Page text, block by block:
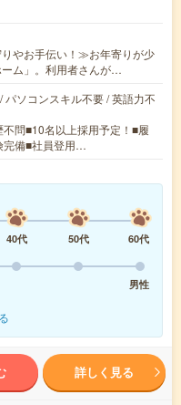
やお手伝い！≫お年寄りが少
ーム」。利用者さんが…
ソコンスキル不要 / 英語力不
問■10名以上採用予定！■履
完備■社員登用…
40代 50代
60代
男性
詳しく見る